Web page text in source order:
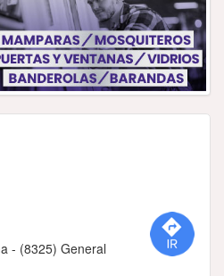
- (8325) General